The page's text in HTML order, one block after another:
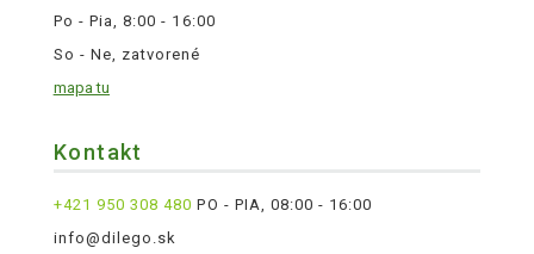
Po - Pia, 8:00 - 16:00
So - Ne, zatvorené
mapa tu
Kontakt
+421 950 308 480 PO - PIA, 08:00 - 16:00
info@dilego.sk